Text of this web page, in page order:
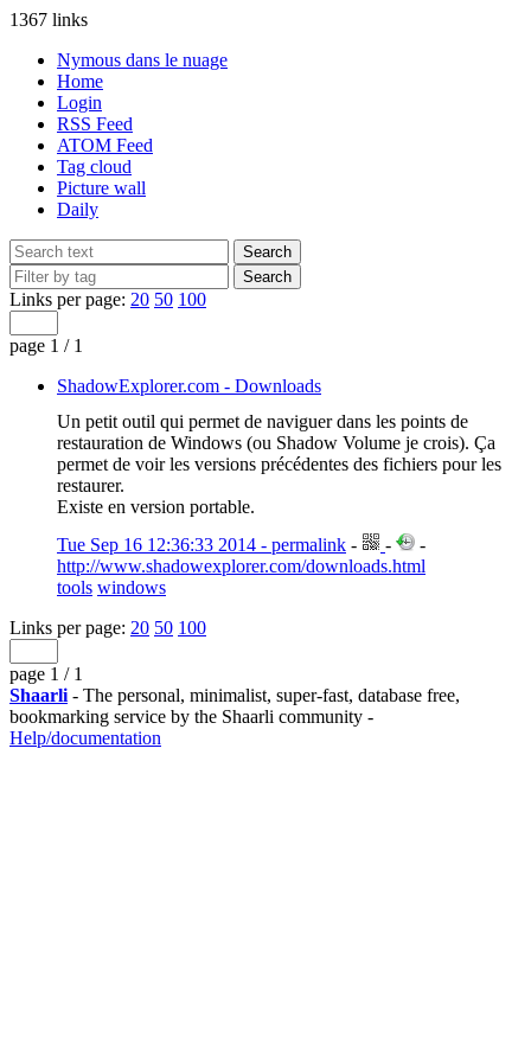
1367 links
Nymous dans le nuage
Home
Login
RSS Feed
ATOM Feed
Tag cloud
Picture wall
Daily
Links per page: 20 50 100
page 1 / 1
ShadowExplorer.com - Downloads
Un petit outil qui permet de naviguer dans les points de
restauration de Windows (ou Shadow Volume je crois). Ça
permet de voir les versions précédentes des fichiers pour les
restaurer.
Existe en version portable.
Tue Sep 16 12:36:33 2014 - permalink - -
-
http://www.shadowexplorer.com/downloads.html
tools windows
Links per page: 20 50 100
page 1 / 1
Shaarli - The personal, minimalist, super-fast, database free,
bookmarking service by the Shaarli community -
Help/documentation